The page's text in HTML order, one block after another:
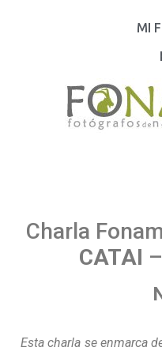
MI
Charla
CATAI
Esta charla se enmarca